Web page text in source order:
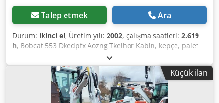
Talep etmek Ara
Durum: ikinci el, Üretim yılı: 2002, çalışma saatleri: 2.619
h, Bobcat 553 Dkedpfx Aozng Tkeihor Kabin, kepçe, palet
Küçük ilan